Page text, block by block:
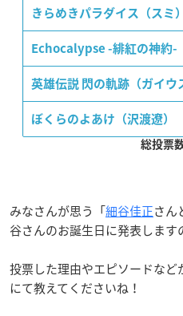
きらめきパラダイス（スミ）
Echocalypse -緋紅の神約-
英雄伝説 閃の軌跡（ガイウ
ぼくらのよあけ（沢渡遼）
総投票
みなさんが思う「細谷佳正さん
谷さんのお誕生日に発表します
投票した理由やエピソードな
にて教えてくださいね！